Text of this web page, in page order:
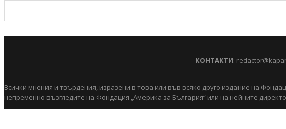
КОНТАКТИ:
Всички мнения и твърдения, изразени в това или във всяко друго издание на
непременно възгледите на Фондация „Америка за България“ или на нейните